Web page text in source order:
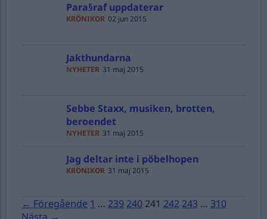
Para§raf uppdaterar
KRÖNIKOR 02 jun 2015
Jakthundarna
NYHETER 31 maj 2015
Sebbe Staxx, musiken, brotten,
beroendet
NYHETER 31 maj 2015
Jag deltar inte i pöbelhopen
KRÖNIKOR 31 maj 2015
← Föregående 1 … 239 240 241 242 243 … 310